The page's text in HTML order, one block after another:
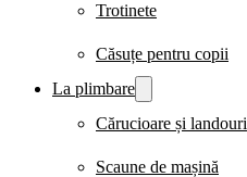
Trotinete
Căsuțe pentru copii
La plimbare
Cărucioare și landouri
Scaune de mașină